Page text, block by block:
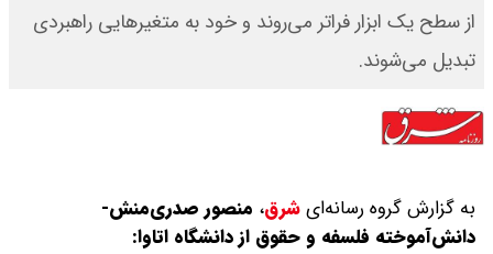
از سطح یک ابزار فراتر می‌روند و خود به متغیرهایی راهبردی
تبدیل می‌شوند.
به گزارش گروه رسانه‌ایشرق، منصور صدری‌منش-
دانش‌آموخته فلسفه و حقوق از دانشگاه اتاوا: